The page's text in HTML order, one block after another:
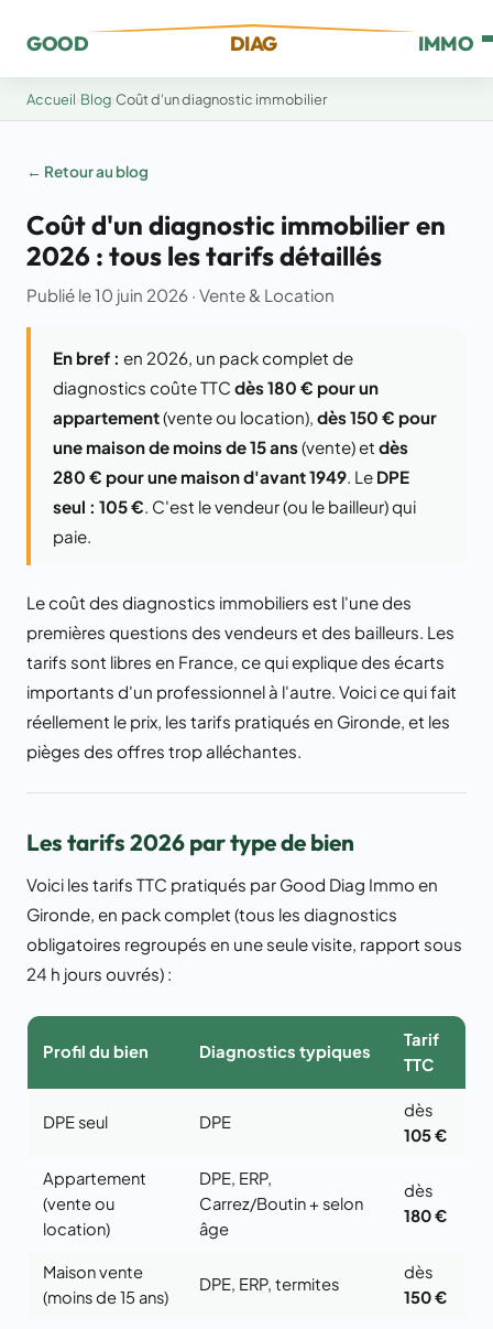
GOOD DIAG IMMO
Accueil Blog Coût d'un diagnostic immobilier
← Retour au blog
Coût d'un diagnostic immobilier en
2026 : tous les tarifs détaillés
Publié le 10 juin 2026 · Vente & Location
En bref : en 2026, un pack complet de
diagnostics coûte TTC dès 180 € pour un
appartement(vente ou location), dès 150 € pour
une maison de moins de 15 ans(vente) et dès
280 € pour une maison d'avant 1949 . Le DPE
seul : 105 € . C'est le vendeur (ou le bailleur) qui
paie.
Le coût des diagnostics immobiliers est l'une des
premières questions des vendeurs et des bailleurs. Les
tarifs sont libres en France, ce qui explique des écarts
importants d'un professionnel à l'autre. Voici ce qui fait
réellement le prix, les tarifs pratiqués en Gironde, et les
pièges des offres trop alléchantes.
Les tarifs 2026 par type de bien
Voici les tarifs TTC pratiqués par Good Diag Immo en
Gironde, en pack complet (tous les diagnostics
obligatoires regroupés en une seule visite, rapport sous
24 h jours ouvrés) :
Profil du bien Diagnostics typiques
Tarif
TTC
DPE seul DPE
dès
105 €
Appartement
(vente ou
location)
DPE, ERP,
Carrez/Boutin + selon
âge
dès
180 €
Maison vente
(moins de 15 ans)
DPE, ERP, termites
dès
150 €